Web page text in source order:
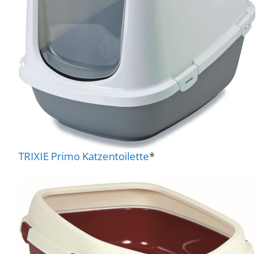
TRIXIE Primo Katzentoilette*